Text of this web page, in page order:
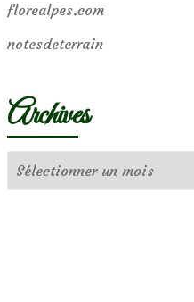
florealpes.com
notesdeterrain
Archives
Archives